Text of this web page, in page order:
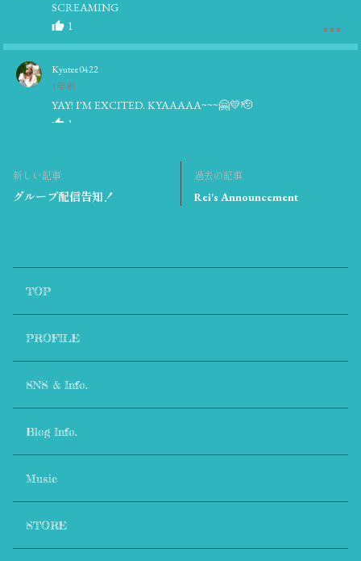
SCREAMING
1
Kyutee0422
1年前
YAY! I'M EXCITED. KYAAAAA~~~🤗💛🫡
1
1年前
待ってました！
1年前
Thank you, I have been waiting for this 😁💎. I'm looking forward t
1年前
I can’t wait to watch it🥰 Congratulations on the TV feature 👏
1年前
わーいー毎週チェックして見てました〜いよいよエピシミ
新しい記事
グループ配信告知！
過去の記事
Rei's Announcement
TOP
PROFILE
SNS & Info.
Blog Info.
Music
STORE